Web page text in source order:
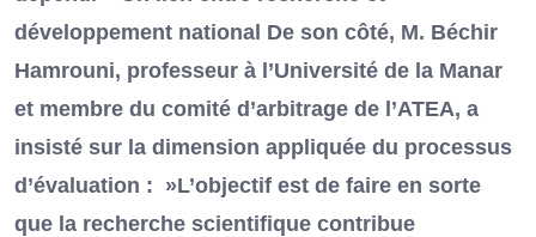
développement national De son côté, M. Béchir
Hamrouni, professeur à l’Université de la Manar
et membre du comité d’arbitrage de l’ATEA, a
insisté sur la dimension appliquée du processus
d’évaluation : »L’objectif est de faire en sorte
que la recherche scientifique contribue